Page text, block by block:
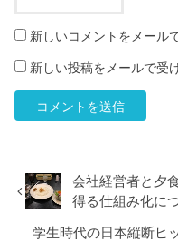
新しいコメントをメール
新しい投稿をメールで受
会社経営者と夕
得る仕組み化に
学生時代の日本縦断